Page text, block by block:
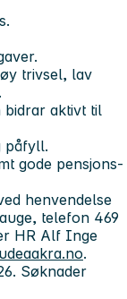
trivsel, lav
bidrar aktivt til
påfyll.
gode pensjons-
henvendelse
telefon 469
HR Alf Inge
.
Søknader